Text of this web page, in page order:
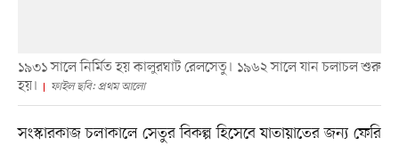
১৯৩১ সালে নির্মিত হয় কালুরঘাট রেলসেতু। ১৯৬২ সালে যান চলাচল শুরু
হয়।
ফাইল ছবি: প্রথম আলো
সংস্কারকাজ চলাকালে সেতুর বিকল্প হিসেবে যাতায়াতের জন্য ফেরি